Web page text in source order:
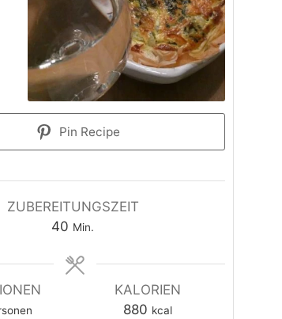
Pin Recipe
ZUBEREITUNGSZEIT
40 Minuten
Min.
KALORIEN
880 kcal